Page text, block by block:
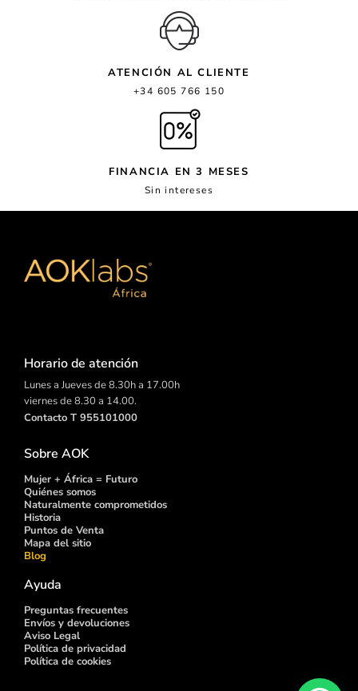
ATENCIÓN AL CLIENTE
+34 605 766 150
FINANCIA EN 3 MESES
Sin intereses
Horario de atención
Lunes a Jueves de 8.30h a 17.00h
viernes de 8.30 a 14.00.
Contacto T 955101000
Sobre AOK
Mujer + África = Futuro
Quiénes somos
Naturalmente comprometidos
Historia
Puntos de Venta
Mapa del sitio
Blog
Ayuda
Preguntas frecuentes
Envíos y devoluciones
Aviso Legal
Política de privacidad
Política de cookies